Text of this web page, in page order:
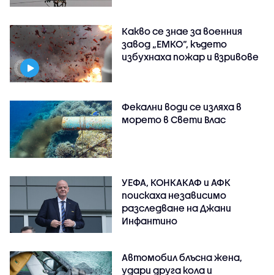
Какво се знае за военния
завод „ЕМКО“, където
избухнаха пожар и взривове
Фекални води се изляха в
морето в Свети Влас
УЕФА, КОНКАКАФ и АФК
поискаха независимо
разследване на Джани
Инфантино
Автомобил блъсна жена,
удари друга кола и